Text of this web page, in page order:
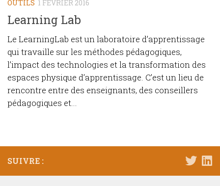
OUTILS 1 FÉVRIER 2016
Learning Lab
Le LearningLab est un laboratoire d’apprentissage
qui travaille sur les méthodes pédagogiques,
l’impact des technologies et la transformation des
espaces physique d’apprentissage. C’est un lieu de
rencontre entre des enseignants, des conseillers
pédagogiques et...
SUIVRE :